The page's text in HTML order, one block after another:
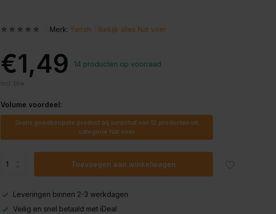
Merk: Yarrah Bekijk alles Nat voer
€1,49 14 producten op voorraad
Incl. btw
Volume voordeel:
Gratis goedkoopste product bij aanschaf van 12 producten uit
categorie Nat voer
Toevoegen aan winkelwagen
Leveringen binnen 2-3 werkdagen
Veilig en snel betaald met iDeal